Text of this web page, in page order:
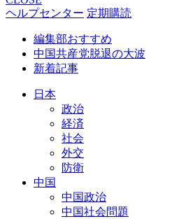
ヘルプセンター 定期購読
編集部おすすめ
中国共産党脱退の大波
新着記事
日本
政治
経済
社会
外交
防衛
中国
中国政治
中国社会問題